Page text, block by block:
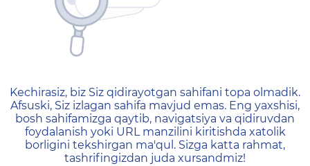
404 — Страница не
Kechirasiz, biz Siz qidirayotgan sahifani topa olmadik.
Afsuski, Siz izlagan sahifa mavjud emas. Eng yaxshisi,
bosh sahifamizga qaytib, navigatsiya va qidiruvdan
foydalanish yoki URL manzilini kiritishda xatolik
borligini tekshirgan ma'qul. Sizga katta rahmat,
tashrifingizdan juda xursandmiz!